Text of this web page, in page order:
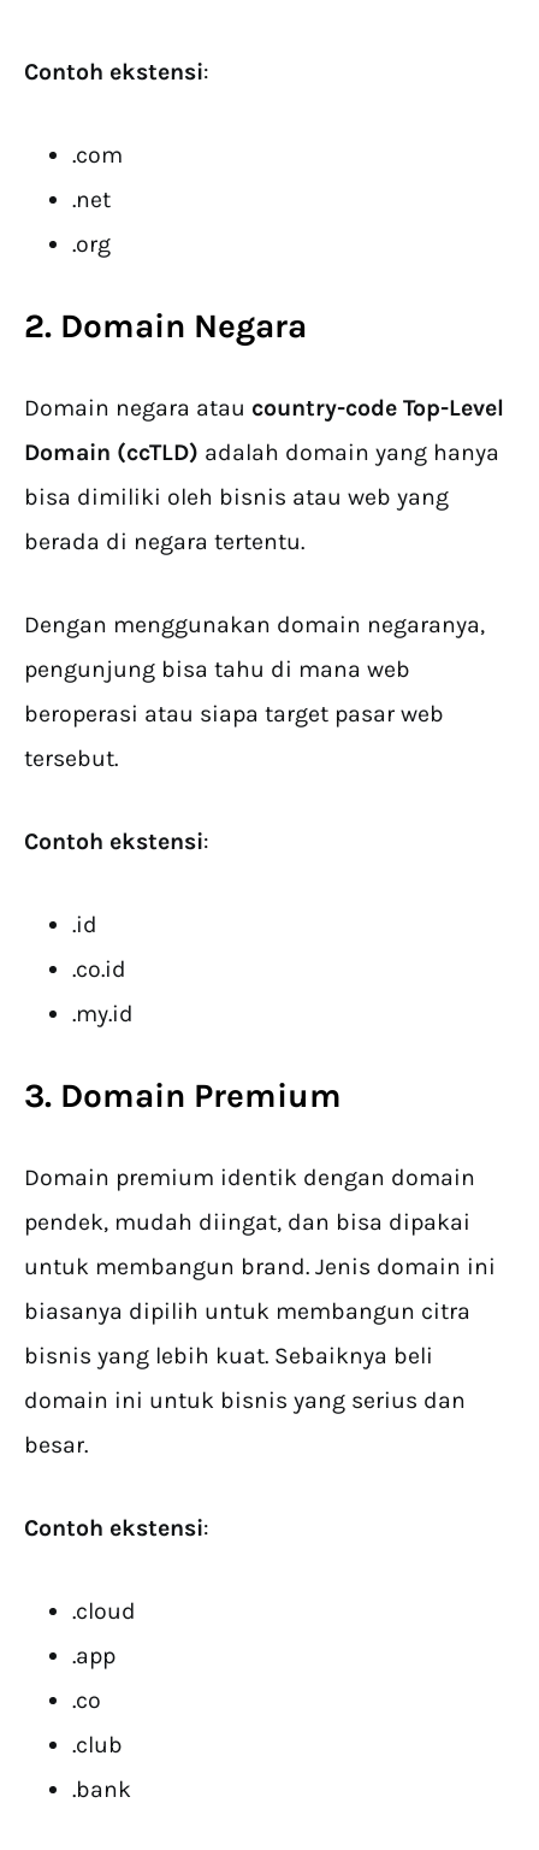
Contoh ekstensi:
.com
.net
.org
2. Domain Negara
Domain negara atau country-code Top-Level
Domain (ccTLD) adalah domain yang hanya
bisa dimiliki oleh bisnis atau web yang
berada di negara tertentu.
Dengan menggunakan domain negaranya,
pengunjung bisa tahu di mana web
beroperasi atau siapa target pasar web
tersebut.
Contoh ekstensi:
.id
.co.id
.my.id
3. Domain Premium
Domain premium identik dengan domain
pendek, mudah diingat, dan bisa dipakai
untuk membangun brand. Jenis domain ini
biasanya dipilih untuk membangun citra
bisnis yang lebih kuat. Sebaiknya beli
domain ini untuk bisnis yang serius dan
besar.
Contoh ekstensi:
.cloud
.app
.co
.club
.bank